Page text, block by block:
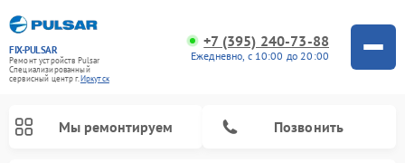
FIX-PULSAR
Ремонт устройств Pulsar
Специализированный
cервисный центр г.Иркутск
+7 (395) 240-73-88
Ежедневно, с 10:00 до 20:00
Мы ремонтируем Позвонить